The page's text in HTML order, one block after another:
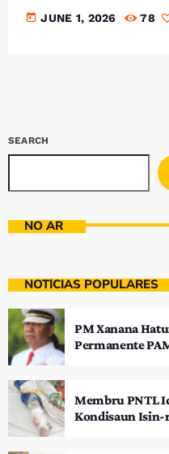
today JUNE 1, 2026 78
SEARCH
NO AR
NOTÍCIAS POPULARES
PM Xanana
Permanente
Membru PNTL
Kondisaun Isin-